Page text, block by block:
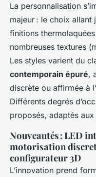
La personnalisation
majeur : le choix allant
finitions
nombreuses textures
Les styles varient du
contemporain épuré,
discrète ou affirmée à
Différents degrés
proposés, adaptés aux
Nouveautés : LED
motorisation
configurateur 3D
L’innovation prend